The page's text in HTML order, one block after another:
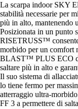
La scarpa indoor SKY
stabilità necessarie per
più in alto, mantenendo
Posizionata in un punto
RISETRUSS™
morbido per un comfort
BLAST™ PLUS ECO
saltare più in alto e
Il suo sistema di
lo tiene fermo per
atterraggio ultra-
FF 3 a permettere di